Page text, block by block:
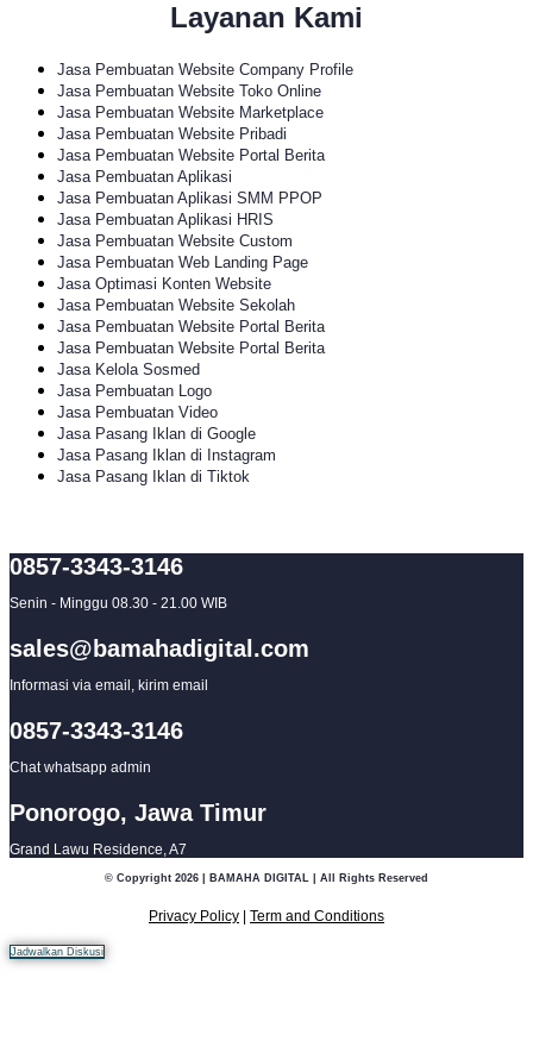
Layanan Kami
Jasa Pembuatan Website Company Profile
Jasa Pembuatan Website Toko Online
Jasa Pembuatan Website Marketplace
Jasa Pembuatan Website Pribadi
Jasa Pembuatan Website Portal Berita
Jasa Pembuatan Aplikasi
Jasa Pembuatan Aplikasi SMM PPOP
Jasa Pembuatan Aplikasi HRIS
Jasa Pembuatan Website Custom
Jasa Pembuatan Web Landing Page
Jasa Optimasi Konten Website
Jasa Pembuatan Website Sekolah
Jasa Pembuatan Website Portal Berita
Jasa Pembuatan Website Portal Berita
Jasa Kelola Sosmed
Jasa Pembuatan Logo
Jasa Pembuatan Video
Jasa Pasang Iklan di Google
Jasa Pasang Iklan di Instagram
Jasa Pasang Iklan di Tiktok
0857-3343-3146
Senin - Minggu 08.30 - 21.00 WIB
sales@bamahadigital.com
Informasi via email, kirim email
0857-3343-3146
Chat whatsapp admin
Ponorogo, Jawa Timur
Grand Lawu Residence, A7
© Copyright 2026 | BAMAHA DIGITAL | All Rights Reserved
Privacy Policy Term and Conditions
Jadwalkan Diskusi